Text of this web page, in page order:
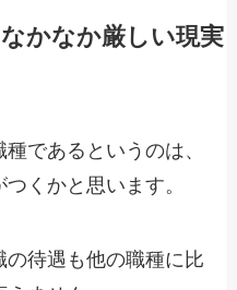
かなか厳しい現実
であるというのは、
くかと思います。
の待遇も他の職種に比